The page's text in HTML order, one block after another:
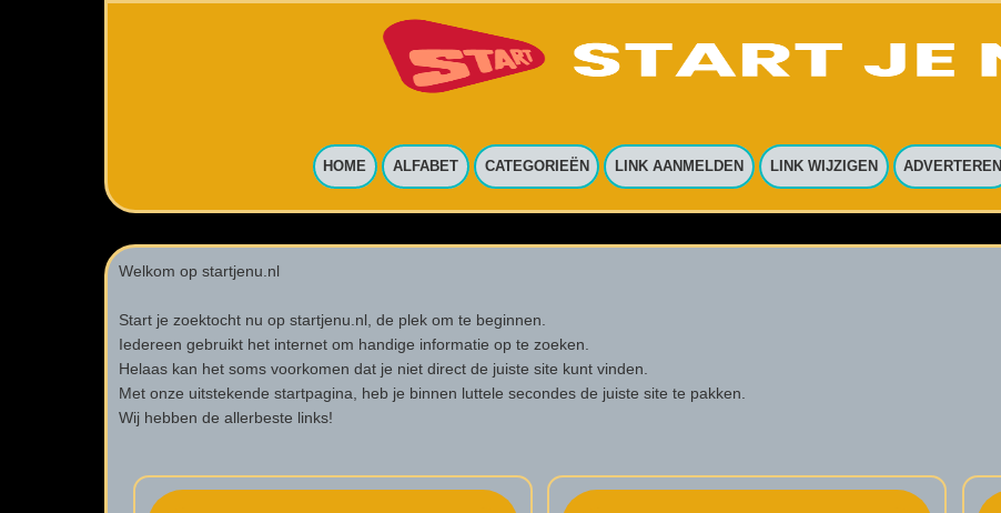
HOME ALFABET CATEGORIEËN LINK AANMELDEN LINK WIJZIGEN ADVERTEREN
Welkom op startjenu.nl
Start je zoektocht nu op startjenu.nl, de plek om te beginnen.
Iedereen gebruikt het internet om handige informatie op te zoeken.
Helaas kan het soms voorkomen dat je niet direct de juiste site kunt vinden.
Met onze uitstekende startpagina, heb je binnen luttele secondes de juiste site te pakken.
Wij hebben de allerbeste links!